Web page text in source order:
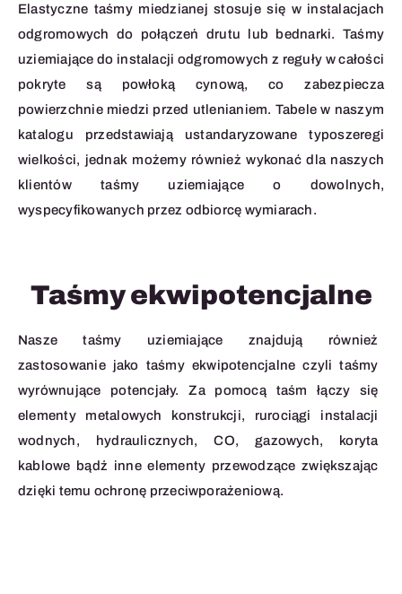
Elastyczne taśmy miedzianej stosuje się w instalacjach
odgromowych do połączeń drutu lub bednarki. Taśmy
uziemiające do instalacji odgromowych z reguły w całości
pokryte są powłoką cynową, co zabezpiecza
powierzchnie miedzi przed utlenianiem. Tabele w naszym
katalogu przedstawiają ustandaryzowane typoszeregi
wielkości, jednak możemy również wykonać dla naszych
klientów taśmy uziemiające o dowolnych,
wyspecyfikowanych przez odbiorcę wymiarach.
Taśmy ekwipotencjalne
Nasze taśmy uziemiające znajdują również
zastosowanie jako taśmy ekwipotencjalne czyli taśmy
wyrównujące potencjały. Za pomocą taśm łączy się
elementy metalowych konstrukcji, rurociągi instalacji
wodnych, hydraulicznych, CO, gazowych, koryta
kablowe bądź inne elementy przewodzące zwiększając
dzięki temu ochronę przeciwporażeniową.